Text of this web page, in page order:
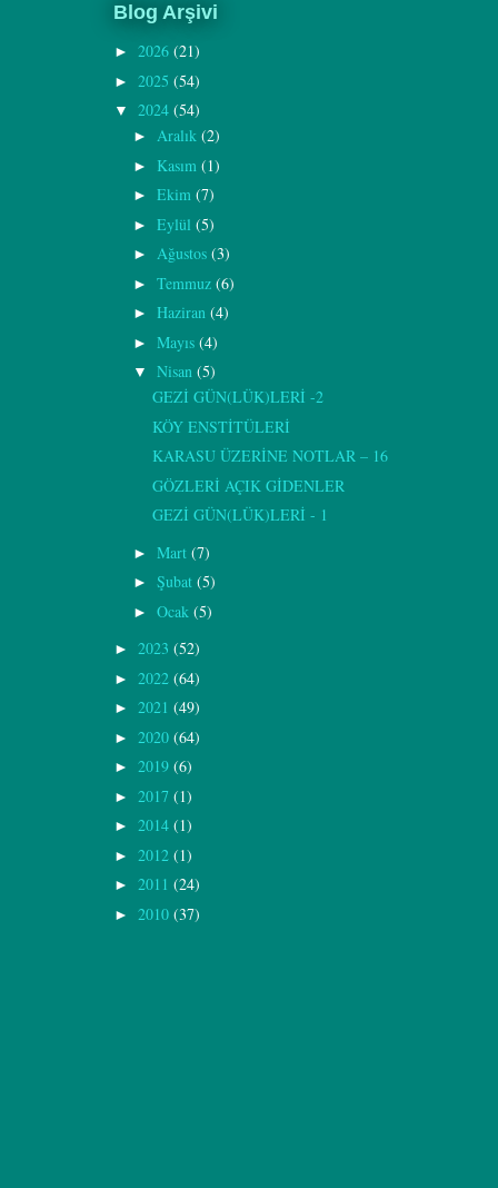
Blog Arşivi
► 2026 (21)
► 2025 (54)
▼ 2024 (54)
► Aralık (2)
► Kasım (1)
► Ekim (7)
► Eylül (5)
► Ağustos (3)
► Temmuz (6)
► Haziran (4)
► Mayıs (4)
▼ Nisan (5)
GEZİ GÜN(LÜK)LERİ -2
KÖY ENSTİTÜLERİ
KARASU ÜZERİNE NOTLAR – 16
GÖZLERİ AÇIK GİDENLER
GEZİ GÜN(LÜK)LERİ - 1
► Mart (7)
► Şubat (5)
► Ocak (5)
► 2023 (52)
► 2022 (64)
► 2021 (49)
► 2020 (64)
► 2019 (6)
► 2017 (1)
► 2014 (1)
► 2012 (1)
► 2011 (24)
► 2010 (37)